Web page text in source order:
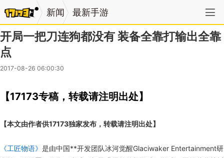
新闻 最新手游
开局一把刀连狗都没有 装备全靠打输出全靠
点
2017-08-26 06:00:30
【17173专稿，转载请注明出处】
【本文由作者供17173独家发布，转载请注明出处】
《工匠物语》 是由中国**开发团队冰河觉醒Glaciwaker Entertainment研